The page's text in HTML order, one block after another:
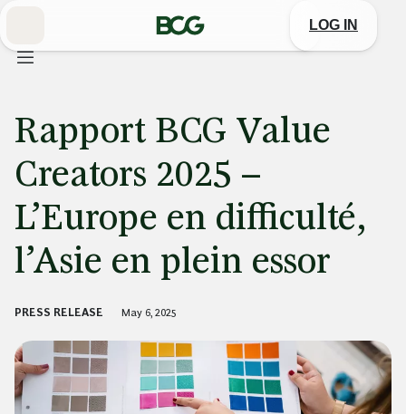
Main
LOG IN
Rapport BCG Value
Creators 2025 –
L’Europe en difficulté,
l’Asie en plein essor
PRESS RELEASE May 6, 2025